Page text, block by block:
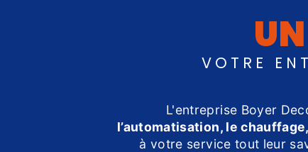
VOTRE
L'entreprise Boyer
l’automatisation, le
à votre service tout leur